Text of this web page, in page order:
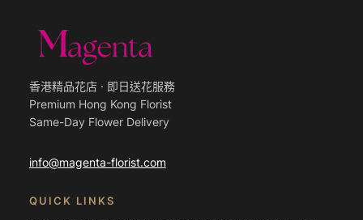
香港精品花店 · 即日送花服務
Premium Hong Kong Florist
Same-Day Flower Delivery
info@magenta-florist.com
QUICK LINKS